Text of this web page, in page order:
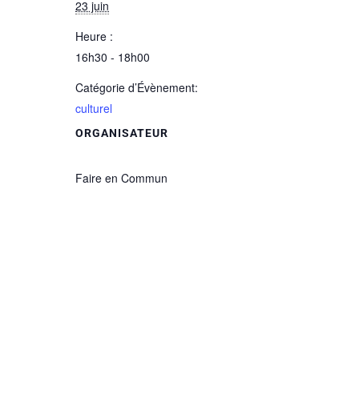
23 juin
Heure :
16h30 - 18h00
Catégorie d’Évènement:
culturel
ORGANISATEUR
Faire en Commun